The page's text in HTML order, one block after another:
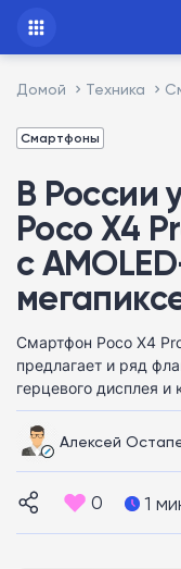
Домой Техника
Смартфоны
В России
Poco X4
с
Смартфон Poco X4
предлагает и ряд
герцевого дисплея
Алексей
0 1